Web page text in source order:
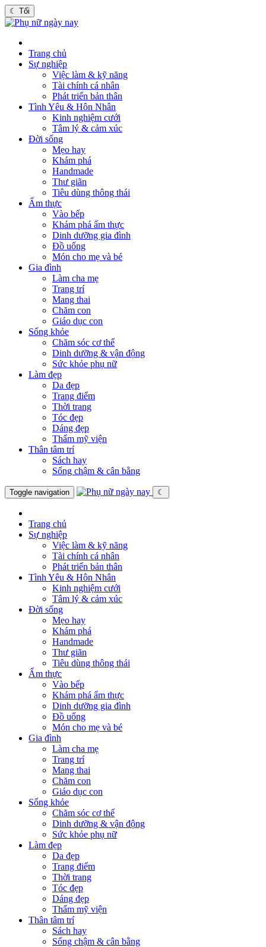
☾ Tối
Trang chủ
Sự nghiệp
Việc làm & kỹ năng
Tài chính cá nhân
Phát triển bản thân
Tình Yêu & Hôn Nhân
Kinh nghiệm cưới
Tâm lý & cảm xúc
Đời sống
Mẹo hay
Khám phá
Handmade
Thư giãn
Tiêu dùng thông thái
Ẩm thực
Vào bếp
Khám phá ẩm thực
Dinh dưỡng gia đình
Đồ uống
Món cho mẹ và bé
Gia đình
Làm cha mẹ
Trang trí
Mang thai
Chăm con
Giáo dục con
Sống khỏe
Chăm sóc cơ thể
Dinh dưỡng & vận động
Sức khỏe phụ nữ
Làm đẹp
Da đẹp
Trang điểm
Thời trang
Tóc đẹp
Dáng đẹp
Thẩm mỹ viện
Thân tâm trí
Sách hay
Sống chậm & cân bằng
Toggle navigation ☾
Trang chủ
Sự nghiệp
Việc làm & kỹ năng
Tài chính cá nhân
Phát triển bản thân
Tình Yêu & Hôn Nhân
Kinh nghiệm cưới
Tâm lý & cảm xúc
Đời sống
Mẹo hay
Khám phá
Handmade
Thư giãn
Tiêu dùng thông thái
Ẩm thực
Vào bếp
Khám phá ẩm thực
Dinh dưỡng gia đình
Đồ uống
Món cho mẹ và bé
Gia đình
Làm cha mẹ
Trang trí
Mang thai
Chăm con
Giáo dục con
Sống khỏe
Chăm sóc cơ thể
Dinh dưỡng & vận động
Sức khỏe phụ nữ
Làm đẹp
Da đẹp
Trang điểm
Thời trang
Tóc đẹp
Dáng đẹp
Thẩm mỹ viện
Thân tâm trí
Sách hay
Sống chậm & cân bằng